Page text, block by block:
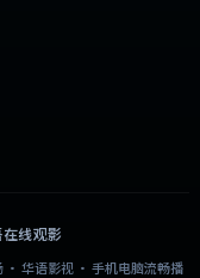
线观影
华语影视 · 手机电脑流畅播